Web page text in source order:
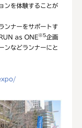
ンを体験することが
ンナーをサポートす
RUN as ONE※5企画
ンなどランナーにと